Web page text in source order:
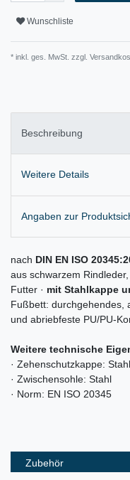
Wunschliste
* inkl. ges. MwSt. zzgl.
Beschreibung
Weitere Details
Angaben zur
nach DIN EN ISO
aus schwarzem
Futter · mit Stahlkappe
Fußbett: durchgehendes,
und abriebfeste PU/PU-
Weitere technische
· Zehenschutzkappe: Stahl
· Zwischensohle: Stahl
· Norm: EN ISO 20345
Zubehör